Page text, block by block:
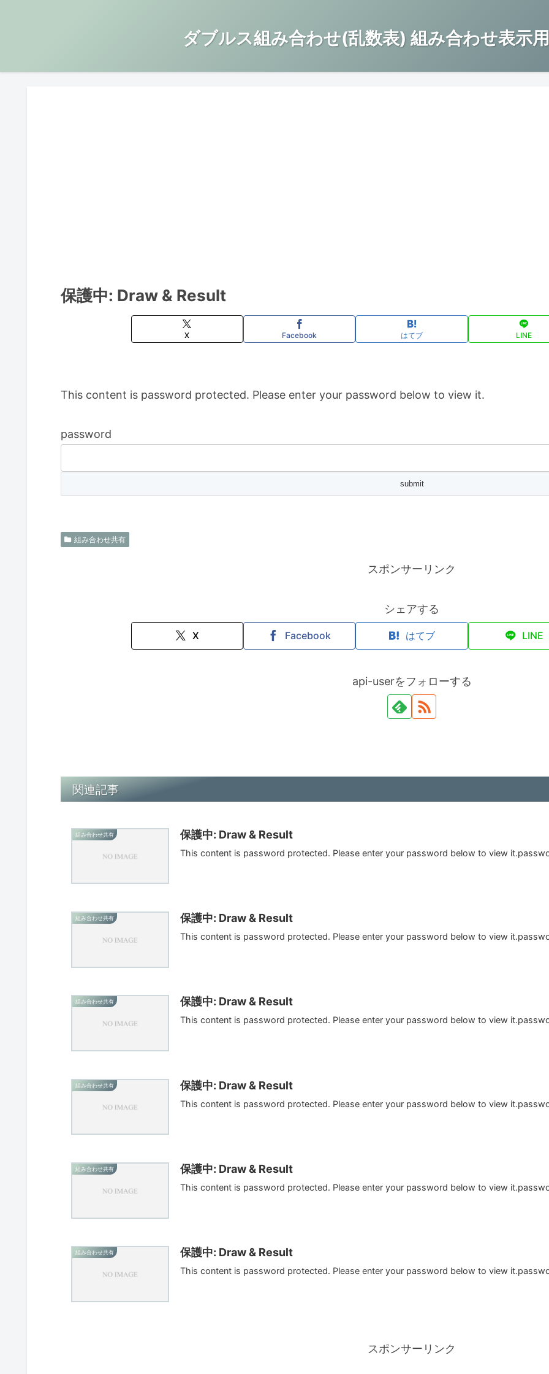
ダブルス組み合わせ(乱数表) 組み合わせ表示
保護中: Draw & Result
X Facebook はてブ LINE
This content is password protected. Please enter your password below to view it.
password
組み合わせ共有
スポンサーリンク
シェアする
X Facebook はてブ LINE
api-userをフォローする
関連記事
組み合わせ共有 保護中: Draw & Result
This content is password protected. Please enter your password below to view
組み合わせ共有 保護中: Draw & Result
This content is password protected. Please enter your password below to view
組み合わせ共有 保護中: Draw & Result
This content is password protected. Please enter your password below to view
組み合わせ共有 保護中: Draw & Result
This content is password protected. Please enter your password below to view
組み合わせ共有 保護中: Draw & Result
This content is password protected. Please enter your password below to view
組み合わせ共有 保護中: Draw & Result
This content is password protected. Please enter your password below to view
スポンサーリンク